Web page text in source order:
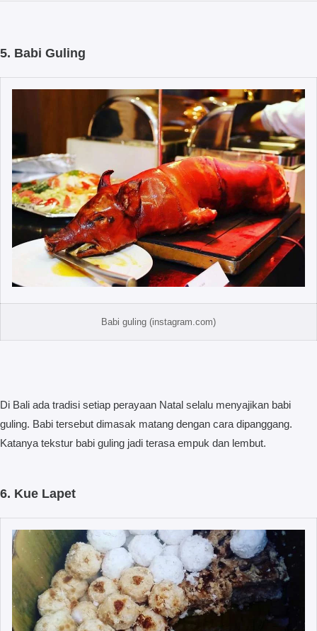
5. Babi Guling
Babi guling (instagram.com)
Di Bali ada tradisi setiap perayaan Natal selalu menyajikan babi
guling. Babi tersebut dimasak matang dengan cara dipanggang.
Katanya tekstur babi guling jadi terasa empuk dan lembut.
6. Kue Lapet